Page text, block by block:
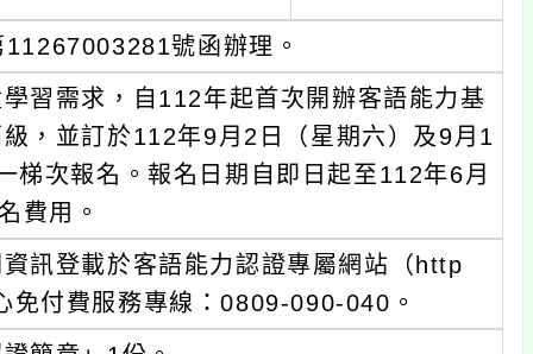
號函辦理。
習需求，自112年起首次開辦客語能力基
，並訂於112年9月2日（星期六）及9月1
梯次報名。報名日期自即日起至112年6月
費用。
訊登載於客語能力認證專屬網站（http
付費服務專線：0809-090-040。